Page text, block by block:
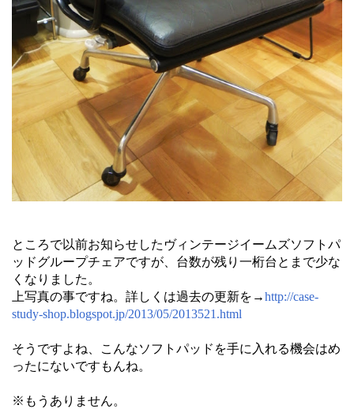
ところで以前お知らせしたヴィンテージイームズソフトパ
ッドグループチェアですが、台数が残り一桁台とまで少な
くなりました。
上写真の事ですね。詳しくは過去の更新を→http://case-
study-shop.blogspot.jp/2013/05/2013521.html
そうですよね、こんなソフトパッドを手に入れる機会はめ
ったにないですもんね。
※もうありません。